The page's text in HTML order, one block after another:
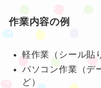
作業内容の例
軽作業（シール貼
パソコン作業（デ
ど）